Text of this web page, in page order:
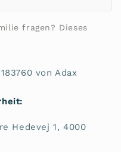
fragen? Dieses
von Adax
Hedevej 1, 4000